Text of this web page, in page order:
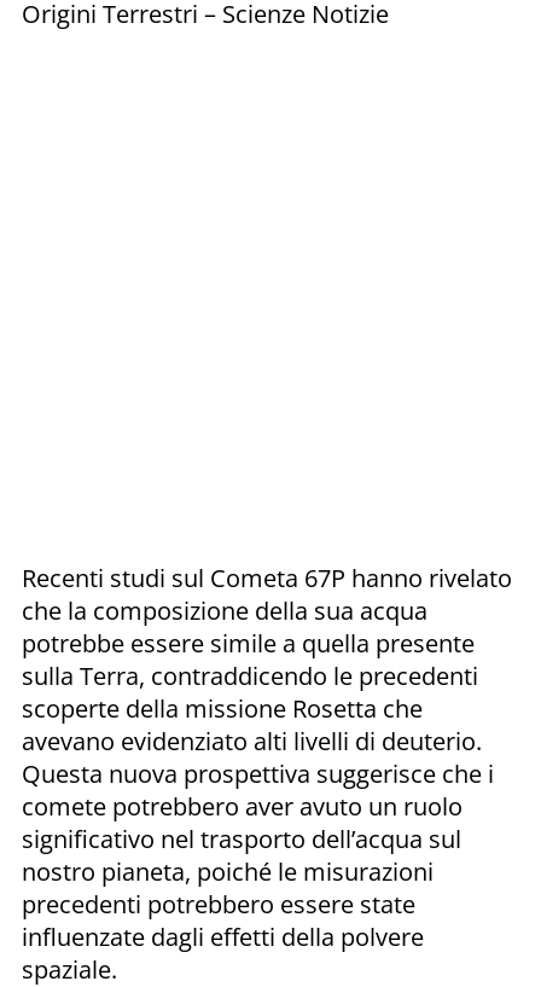
Origini Terrestri – Scienze Notizie
Recenti studi sul Cometa 67P hanno rivelato
che la composizione della sua acqua
potrebbe essere simile a quella presente
sulla Terra, contraddicendo le precedenti
scoperte della missione Rosetta che
avevano evidenziato alti livelli di deuterio.
Questa nuova prospettiva suggerisce che i
comete potrebbero aver avuto un ruolo
significativo nel trasporto dell’acqua sul
nostro pianeta, poiché le misurazioni
precedenti potrebbero essere state
influenzate dagli effetti della polvere
spaziale.